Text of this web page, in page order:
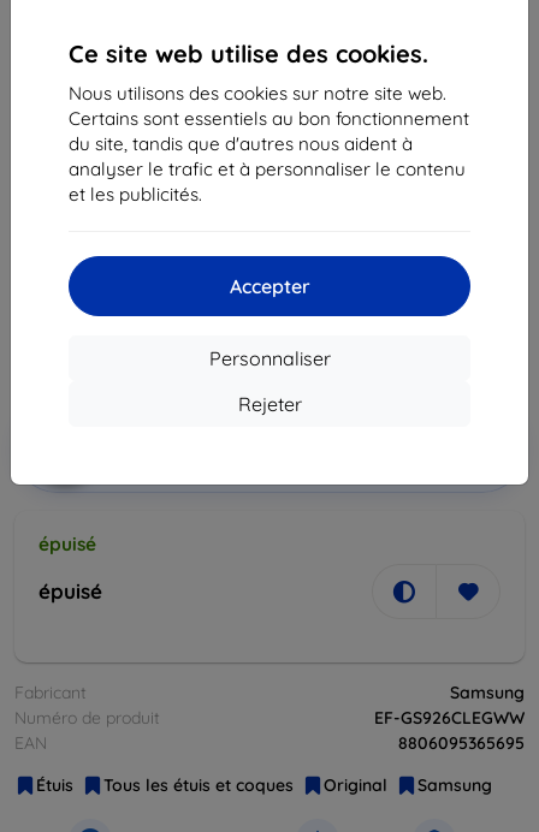
Ce site web utilise des cookies.
Nous utilisons des cookies sur notre site web.
Certains sont essentiels au bon fonctionnement
du site, tandis que d'autres nous aident à
analyser le trafic et à personnaliser le contenu
et les publicités.
Accepter
Personnaliser
Rejeter
Samsung coque arrière avec sangle S24+ bleu
Description et caractéristiques
19,90 €
17,90 €
épuisé
épuisé
Fabricant
Samsung
Numéro de produit
EF-GS926CLEGWW
EAN
8806095365695
Étuis
Tous les étuis et coques Original Samsung